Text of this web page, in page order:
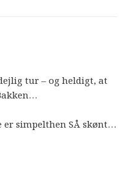
tur – og heldigt, at
er simpelthen SÅ skønt…